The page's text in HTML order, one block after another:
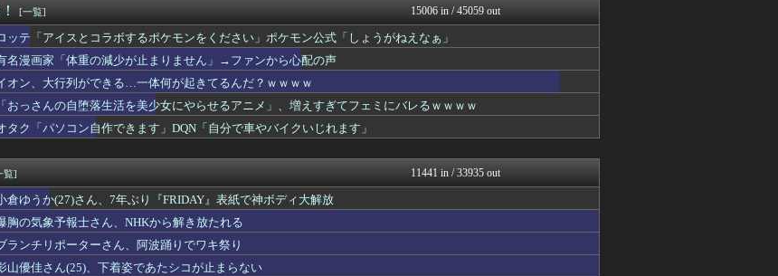
ガチに過去最大レベルに混みそうwwwwwwwwwwww...
キニ速
日5タコ3三振で8月OPS.372www
なんじぇいスタジアム＠なん...
ン「ペクスダバン」が日本初上陸！東京・新橋に1号店オー...
キムチ速報
愛すぎる！！！【乃木坂46】
気付く
まとめたニュース
なり登場した「ゴムゴムの魔神」最有力考察が提示される！...
スポニチ コラボグッズ発売決定！
ゴールデンタイムズ
手とのコンビ復活でローズSへ 他
た。従姉妹は『デキ婚＝貧乏底辺』と認識があるみたいで、...
鬼女の宅配便 - 修羅場・...
死に頼んだらこうなるwww
まとめCUP
、胸の迫力がすごい💃
アナ速‐女子アナ画像速報
で海外で話題に（海外の反応）
UAEから目をつけられ2,000,000,000,00...
のマイナス、前年同月比3.3%減－6月
かせまと！
えて「1ヶ月間」嫁を泳がせた。すると嫁の不倫がトンデモな...
浮気ちゃんねる
で柔らかそうなお乳wwwwwww
[一覧] 15006 in / 45059 out
ッテ「アイスとコラボするポケモンをください」ポケモン公式「しょうがねえなぁ」
名漫画家「体重の減少が止まりません」→ファンから心配の声
オン、大行列ができる…一体何が起きてるんだ？ｗｗｗｗ
おっさんの自堕落生活を美少女にやらせるアニメ」、増えすぎてフェミにバレるｗｗｗｗ
タク「パソコン自作できます」DQN「自分で車やバイクいじれます」
覧] 11441 in / 33935 out
倉ゆうか(27)さん、7年ぶり『FRIDAY』表紙で神ボディ大解放
胸の気象予報士さん、NHKから解き放たれる
ランチリポーターさん、阿波踊りでワキ祭り
山優佳さん(25)、下着姿であたシコが止まらない